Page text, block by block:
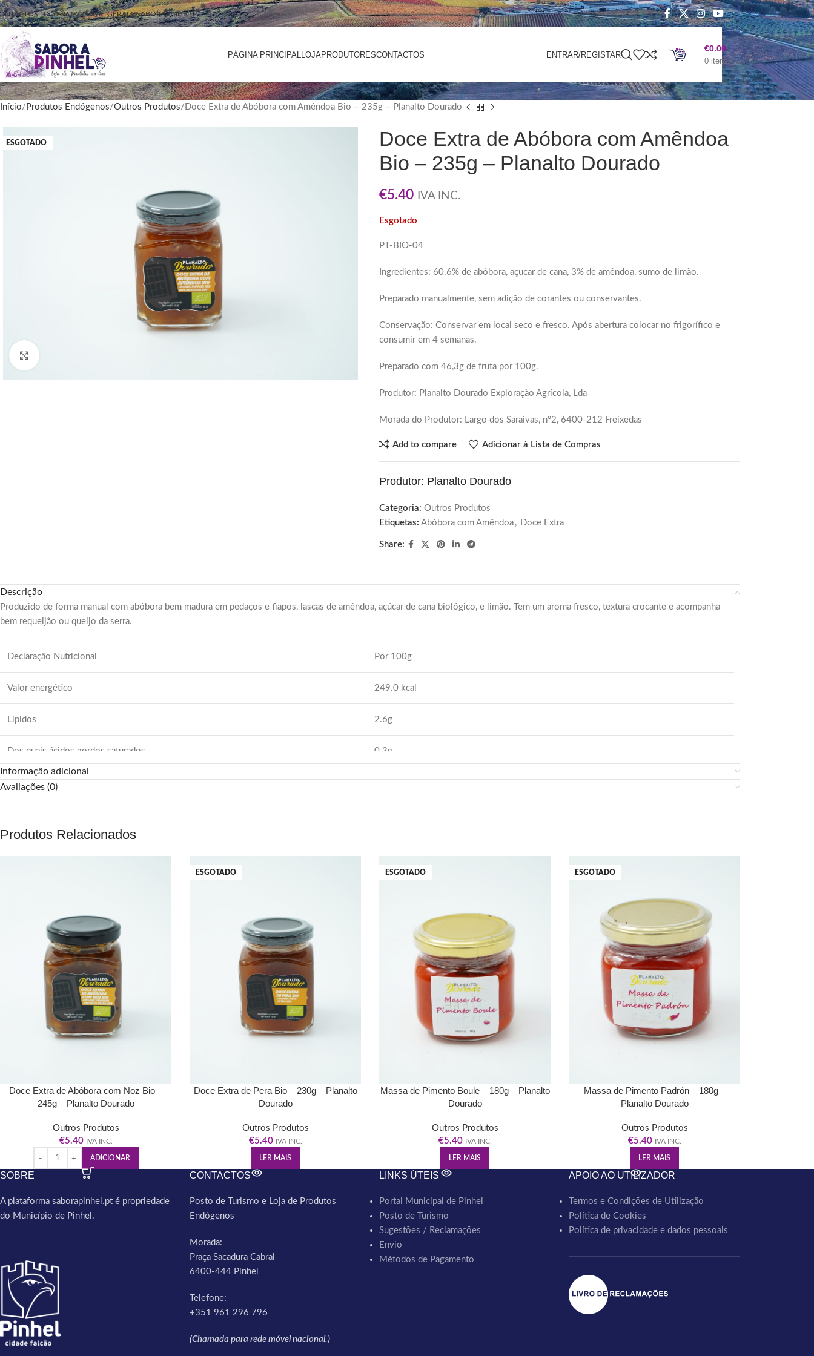
+351 961 296 796 GERAL@SABORAPINHEL.PT
PÁGINA PRINCIPAL LOJAPRODUTORESCONTACTOS ENTRAR/REGISTAR
0 itens
€0.00
Início Produtos Endógenos Outros Produtos Doce Extra de Abóbora com Amêndoa Bio – 235g – Planalto Dourado
ESGOTADO
Doce Extra de Abóbora com Amêndoa
Bio – 235g – Planalto Dourado
€5.40 IVA INC.
Esgotado
PT-BIO-04
Ingredientes: 60.6% de abóbora, açucar de cana, 3% de amêndoa, sumo de limão.
Preparado manualmente, sem adição de corantes ou conservantes.
Conservação: Conservar em local seco e fresco. Após abertura colocar no frigorífico e
consumir em 4 semanas.
Preparado com 46,3g de fruta por 100g.
Produtor: Planalto Dourado Exploração Agrícola, Lda
Morada do Produtor: Largo dos Saraivas, nº2, 6400-212 Freixedas
Add to compare Adicionar à Lista de Compras
Produtor: Planalto Dourado
Categoria: Outros Produtos
Etiquetas: Abóbora com Amêndoa , Doce Extra
Share:
Descrição
Produzido de forma manual com abóbora bem madura em pedaços e fiapos, lascas de amêndoa, açúcar de cana biológico, e limão. Tem um aroma fresco, textura crocante e acompanha
bem requeijão ou queijo da serra.
Declaração Nutricional Por 100g
Valor energético 249.0 kcal
Lípidos 2.6g
Dos quais ácidos gordos saturados 0.3g
Hidratos de Carbono 54.8g
0.0g
Informação adicional
Avaliações (0)
Produtos Relacionados
Doce Extra de Abóbora com Noz Bio –
245g – Planalto Dourado
Outros Produtos
€5.40 IVA INC.
ADICIONAR
ESGOTADO
Doce Extra de Pera Bio – 230g – Planalto
Dourado
Outros Produtos
€5.40 IVA INC.
LER MAIS
ESGOTADO
Massa de Pimento Boule – 180g – Planalto
Dourado
Outros Produtos
€5.40 IVA INC.
LER MAIS
ESGOTADO
Massa de Pimento Padrón – 180g –
Planalto Dourado
Outros Produtos
€5.40 IVA INC.
LER MAIS
SOBRE
A plataforma saborapinhel.pt é propriedade
do Município de Pinhel.
CONTACTOS
Posto de Turismo e Loja de Produtos
Endógenos
Morada:
Praça Sacadura Cabral
6400-444 Pinhel
Telefone:
+351 961 296 796
(Chamada para rede móvel nacional.)
LINKS ÚTEIS
Portal Municipal de Pinhel
Posto de Turismo
Sugestões / Reclamações
Envio
Métodos de Pagamento
APOIO AO UTILIZADOR
Termos e Condições de Utilização
Política de Cookies
Política de privacidade e dados pessoais